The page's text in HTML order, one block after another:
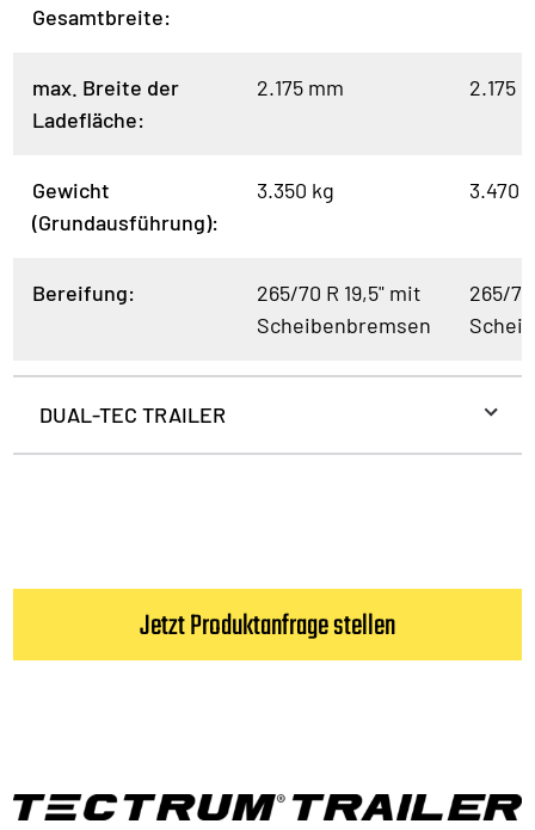
Gesamtbreite:
max. Breite der
Ladefläche:
2.175 mm 2.175
Gewicht
(Grundausführung):
3.350 kg 3.470
Bereifung:
265/70 R 19,5" mit
Scheibenbremsen
265/
DUAL-TEC TRAILER
Jetzt Produktanfrage stellen